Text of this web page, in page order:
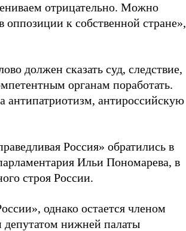
отрицательно. Можно
к собственной стране»,
должен сказать суд, следствие,
органам поработать.
антироссийскую
Россия» обратились в
Ильи Пономарева, в
строя России.
однако остается членом
нижней палаты